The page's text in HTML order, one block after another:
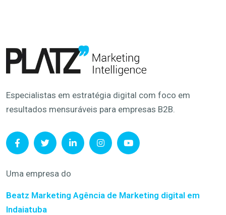
Especialistas em estratégia digital com foco em
resultados mensuráveis para empresas B2B.
Uma empresa do
Beatz Marketing Agência de Marketing digital em
Indaiatuba